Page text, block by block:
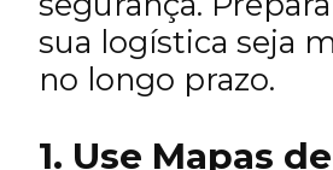
sua logística seja
no longo prazo.
1. Use Mapas